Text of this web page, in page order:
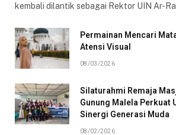
kembali dilantik sebagai Rektor UIN Ar-
Permainan Mencari
Atensi Visual
08/03/2026
Silaturahmi Remaja
Gunung Malela Perkuat
Sinergi Generasi Muda
08/02/2026